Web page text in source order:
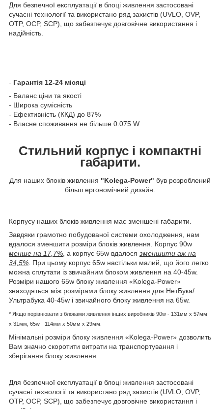
Для безпечної експлуатації в блоці живлення застосовані
сучасні технології та використано ряд захистів (UVLO, OVP,
OTP, OCP, SCP), що забезпечує довговічне використання і
надійність.
- Гарантія 12-24 місяці
- Баланс ціни та якості
- Широка сумісність
- Ефективність (ККД) до 87%
- Власне споживання не більше 0.075 W
Стильний корпус і компактні
габарити.
Для наших блоків живлення "Kolega-Power" був розроблений
більш ергономічний дизайн.
Корпусу наших блоків живлення має зменшені габарити.
Завдяки грамотно побудованої системи охолодження, нам
вдалося зменшити розміри блоків живлення. Корпус 90w
менше на 17,7% , а корпус 65w вдалося зменшити аж на
34,5% . При цьому корпус 65w настільки малий, що його легко
можна сплутати із звичайним блоком живлення на 40-45w.
Розміри нашого 65w блоку живлення «Kolega-Power»
знаходяться між розмірами блоку живлення для НетБука/
Ультрабука 40-45w і звичайного блоку живлення на 65w.
* Якщо порівнювати з блоками живлення інших виробників 90w - 131мм x 57мм
x 31мм, 65w - 114мм х 50мм x 29мм.
Мінімальні розміри блоку живлення «Kolega-Power» дозволить
Вам значно скоротити витрати на транспортування і
зберігання блоку живлення.
Для безпечної експлуатації в блоці живлення застосовані
сучасні технології та використано ряд захистів (UVLO, OVP,
OTP, OCP, SCP), що забезпечує довговічне використання і